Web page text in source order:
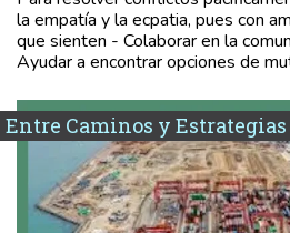
la empatía y la ecpatia, pues con
que sienten - Colaborar en la
Ayudar a encontrar opciones de
Entre Caminos y Estrategias